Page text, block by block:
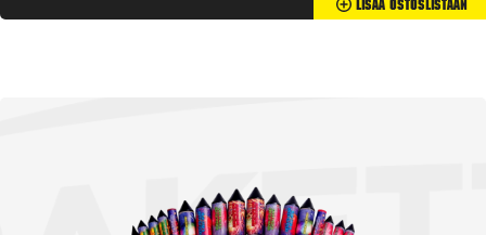
Lisää Ostoslistaan